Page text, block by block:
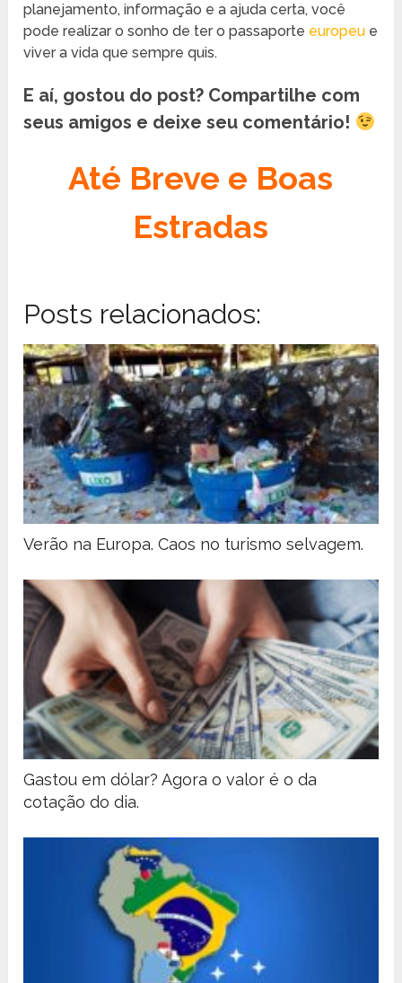
planejamento, informação e a ajuda certa, você
pode realizar o sonho de ter o passaporte europeu e
viver a vida que sempre quis.
E aí, gostou do post? Compartilhe com
seus amigos e deixe seu comentário!
Até Breve e Boas
Estradas
Posts relacionados:
Verão na Europa. Caos no turismo selvagem.
Gastou em dólar? Agora o valor é o da
cotação do dia.